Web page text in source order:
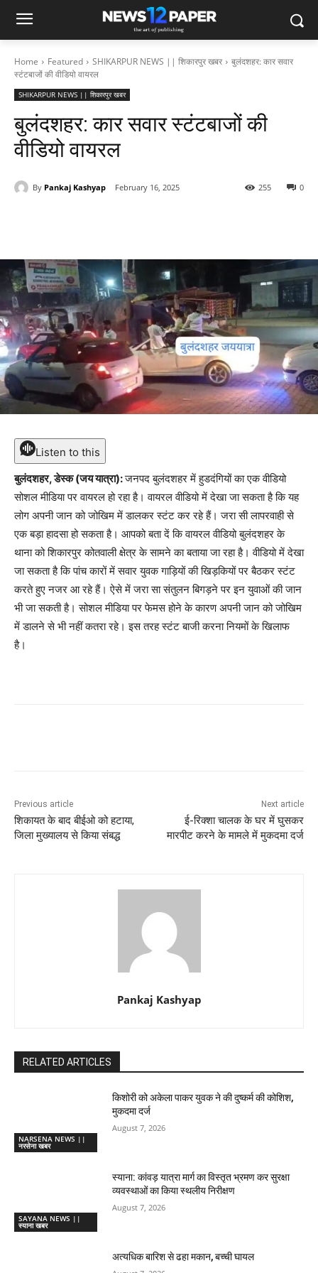
Home Featured SHIKARPUR NEWS || शिकारपुर खबर
बुलंदशहर: कार सवार
स्टंटबाजों की वीडियो वायरल
SHIKARPUR NEWS || शिकारपुर खबर
बुलंदशहर: कार सवार स्टंटबाजों की
वीडियो वायरल
By Pankaj Kashyap February 16, 2025 0
255
Listen to this
बुलंदशहर, डेस्क (जय यात्रा):जनपद बुलंदशहर में हुडदंगियों का एक वीडियो
सोशल मीडिया पर वायरल हो रहा है। वायरल वीडियो में देखा जा सकता है कि यह
लोग अपनी जान को जोखिम में डालकर स्टंट कर रहे हैं। जरा सी लापरवाही से
एक बड़ा हादसा हो सकता है। आपको बता दें कि वायरल वीडियो बुलंदशहर के
थाना को शिकारपुर कोतवाली क्षेत्र के सामने का बताया जा रहा है। वीडियो में देखा
जा सकता है कि पांच कारों में सवार युवक गाड़ियों की खिड़कियों पर बैठकर स्टंट
करते हुए नजर आ रहे हैं। ऐसे में जरा सा संतुलन बिगड़ने पर इन युवाओं की जान
भी जा सकती है। सोशल मीडिया पर फेमस होने के कारण अपनी जान को जोखिम
में डालने से भी नहीं कतरा रहे। इस तरह स्टंट बाजी करना नियमों के खिलाफ
है।
Previous article
शिकायत के बाद बीईओ को हटाया,
जिला मुख्यालय से किया संबद्ध
Next article
ई-रिक्शा चालक के घर में घुसकर
मारपीट करने के मामले में मुकदमा दर्ज
Pankaj Kashyap
RELATED ARTICLES
NARSENA NEWS ||
नरसेना खबर
किशोरी को अकेला पाकर युवक ने की दुष्कर्म की कोशिश,
मुकदमा दर्ज
August 7, 2026
SAYANA NEWS ||
स्याना खबर
स्याना: कांवड़ यात्रा मार्ग का विस्तृत भ्रमण कर सुरक्षा
व्यवस्थाओं का किया स्थलीय निरीक्षण
August 7, 2026
अत्यधिक बारिश से ढहा मकान, बच्ची घायल